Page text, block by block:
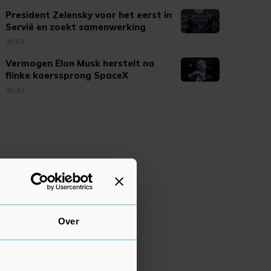
Over
President Zelensky voor het eerst in
Servië en zoekt samenwerking
15:54
Vermogen Elon Musk herstelt na
flinke koerssprong SpaceX
15:42